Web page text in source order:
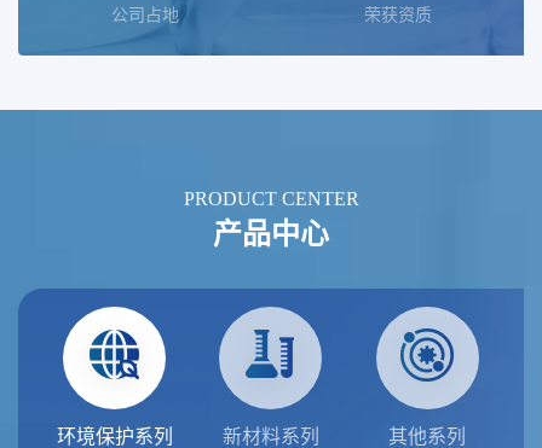
公司占地
荣获资质
PRODUCT CENTER
产品中心
环境保护系列 新材料系列 其他系列